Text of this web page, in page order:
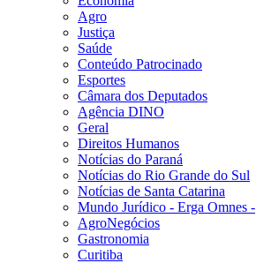
Agro
Justiça
Saúde
Conteúdo Patrocinado
Esportes
Câmara dos Deputados
Agência DINO
Geral
Direitos Humanos
Notícias do Paraná
Notícias do Rio Grande do Sul
Notícias de Santa Catarina
Mundo Jurídico - Erga Omnes -
AgroNegócios
Gastronomia
Curitiba